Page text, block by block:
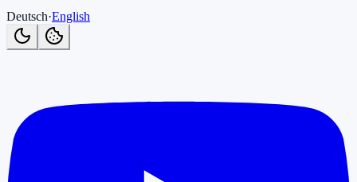
Deutsch·English